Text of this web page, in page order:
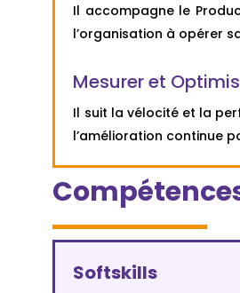
Il accompagne le
l’organisation à opérer
Mesurer et
Il suit la vélocité et la
l’amélioration continue
Softskills